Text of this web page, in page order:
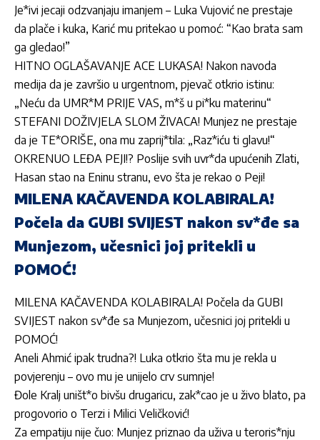
Je*ivi jecaji odzvanjaju imanjem – Luka Vujović ne prestaje
da plače i kuka, Karić mu pritekao u pomoć: “Kao brata sam
ga gledao!”
HITNO OGLAŠAVANJE ACE LUKASA! Nakon navoda
medija da je završio u urgentnom, pjevač otkrio istinu:
„Neću da UMR*M PRIJE VAS, m*š u pi*ku materinu“
STEFANI DOŽIVJELA SLOM ŽIVACA! Munjez ne prestaje
da je TE*ORIŠE, ona mu zaprij*tila: „Raz*iću ti glavu!“
OKRENUO LEĐA PEJI!? Poslije svih uvr*da upućenih Zlati,
Hasan stao na Eninu stranu, evo šta je rekao o Peji!
MILENA KAČAVENDA KOLABIRALA!
Počela da GUBI SVIJEST nakon sv*đe sa
Munjezom, učesnici joj pritekli u
POMOĆ!
MILENA KAČAVENDA KOLABIRALA! Počela da GUBI
SVIJEST nakon sv*đe sa Munjezom, učesnici joj pritekli u
POMOĆ!
Aneli Ahmić ipak trudna?! Luka otkrio šta mu je rekla u
povjerenju – ovo mu je unijelo crv sumnje!
Đole Kralj uništ*o bivšu drugaricu, zak*cao je u živo blato, pa
progovorio o Terzi i Milici Veličković!
Za empatiju nije čuo: Munjez priznao da uživa u teroris*nju